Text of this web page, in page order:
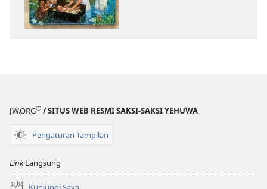
JW.ORG® / SITUS WEB RESMI SAKSI-SAKSI YEHUWA
Pengaturan Tampilan
LinkLangsung